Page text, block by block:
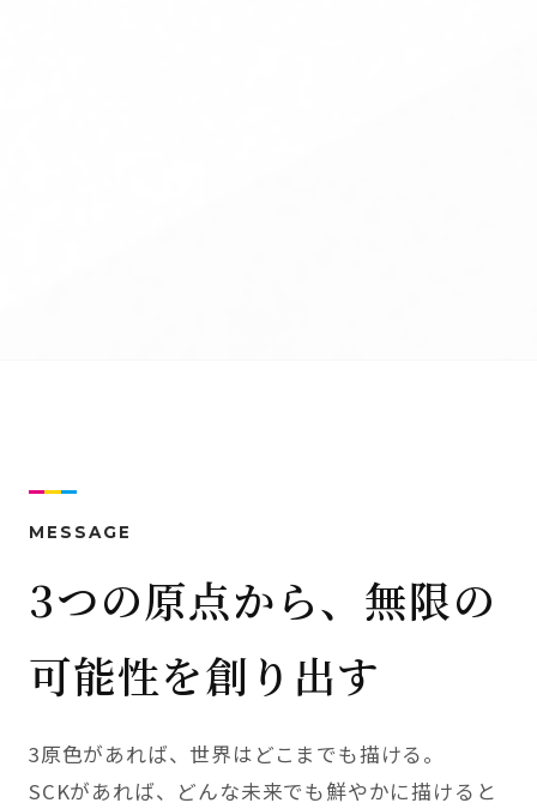
MESSAGE
3つの原点から、無限の
可能性を創り出す
3原色があれば、世界はどこまでも描ける。
SCKがあれば、どんな未来でも鮮やかに描けると